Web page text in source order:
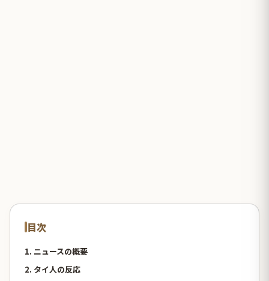
目次
1. ニュースの概要
2. タイ人の反応